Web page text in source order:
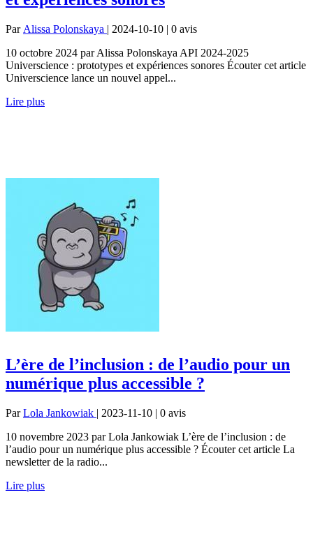
Par Alissa Polonskaya | 2024-10-10 | 0 avis
10 octobre 2024 par Alissa Polonskaya API 2024-2025
Universcience : prototypes et expériences sonores Écouter cet article
Universcience lance un nouvel appel...
Lire plus
L’ère de l’inclusion : de l’audio pour un
numérique plus accessible ?
ParLola Jankowiak | 2023-11-10 | 0 avis
10 novembre 2023 par Lola Jankowiak L’ère de l’inclusion : de
l’audio pour un numérique plus accessible ? Écouter cet article La
newsletter de la radio...
Lire plus